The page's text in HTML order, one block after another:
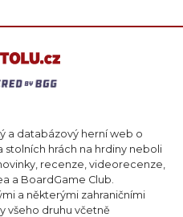
a databázový herní web o
stolních hrách na hrdiny neboli
recenze, videorecenze,
a BoardGame Club.
a některými zahraničními
všeho druhu včetně